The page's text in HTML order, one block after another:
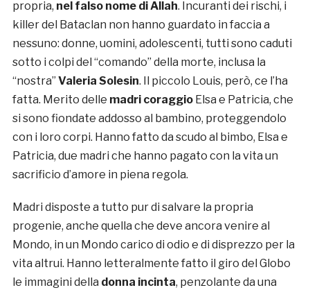
propria, nel falso nome di Allah. Incuranti dei rischi, i
killer del Bataclan non hanno guardato in faccia a
nessuno: donne, uomini, adolescenti, tutti sono caduti
sotto i colpi del “comando” della morte, inclusa la
“nostra” Valeria Solesin. Il piccolo Louis, però, ce l’ha
fatta. Merito delle madri coraggioElsa e Patricia, che
si sono fiondate addosso al bambino, proteggendolo
con i loro corpi. Hanno fatto da scudo al bimbo, Elsa e
Patricia, due madri che hanno pagato con la vita un
sacrificio d’amore in piena regola.
Madri disposte a tutto pur di salvare la propria
progenie, anche quella che deve ancora venire al
Mondo, in un Mondo carico di odio e di disprezzo per la
vita altrui. Hanno letteralmente fatto il giro del Globo
le immagini della donna incinta, penzolante da una